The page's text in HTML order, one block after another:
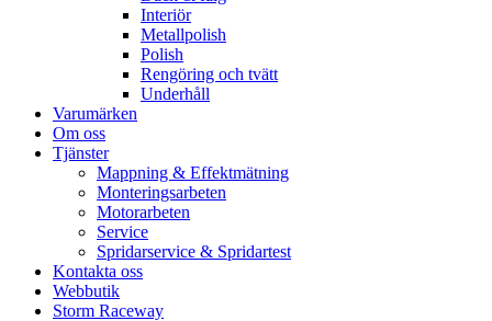
Interiör
Metallpolish
Polish
Rengöring och tvätt
Underhåll
Varumärken
Om oss
Tjänster
Mappning & Effektmätning
Monteringsarbeten
Motorarbeten
Service
Spridarservice & Spridartest
Kontakta oss
Webbutik
Storm Raceway